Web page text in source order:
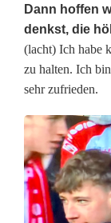
Dann hoffen
denkst, die
(lacht) Ich habe
zu halten. Ich
sehr zufrieden.